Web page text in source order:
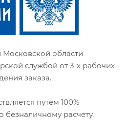
области
службой от 3-х рабочих
заказа.
путем 100%
безналичному расчету.